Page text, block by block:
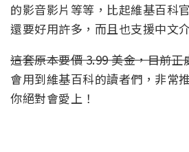
的影音影片等等，比起維基百科
還要好用許多，而且也支援中文
這套原本要價 3.99 美金，目前正
會用到維基百科的讀者們，非常
你絕對會愛上！